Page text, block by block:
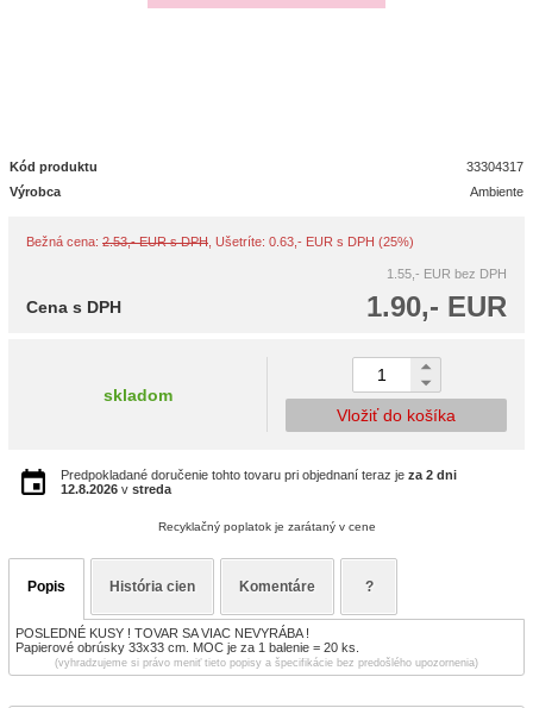
Kód produktu
33304317
Výrobca
Ambiente
Bežná cena: 2.53,- EUR s DPH , Ušetríte: 0.63,- EUR s DPH (25%)
1.55,- EUR bez DPH
1.90,- EUR
Cena s DPH
skladom
Vložiť do košíka
Predpokladané doručenie tohto tovaru pri objednaní teraz je za 2 dni
12.8.2026 v streda
Recyklačný poplatok je zarátaný v cene
Popis História cien Komentáre ?
POSLEDNÉ KUSY ! TOVAR SA VIAC NEVYRÁBA !
Papierové obrúsky 33x33 cm. MOC je za 1 balenie = 20 ks.
(vyhradzujeme si právo meniť tieto popisy a špecifikácie bez predošlého upozornenia)